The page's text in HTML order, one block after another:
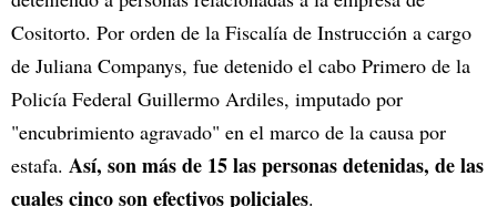
Cositorto. Por orden de la Fiscalía de Instrucción a cargo
de Juliana Companys, fue detenido el cabo Primero de la
Policía Federal Guillermo Ardiles, imputado por
"encubrimiento agravado" en el marco de la causa por
estafa. Así, son más de 15 las personas detenidas, de las
cuales cinco son efectivos policiales.